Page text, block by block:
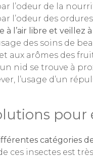
l’odeur de la
l’odeur des
à l’air libre et veillez
des soins de
aux arômes des
nid se trouve à
l’usage d’un
catégories
ces insectes est